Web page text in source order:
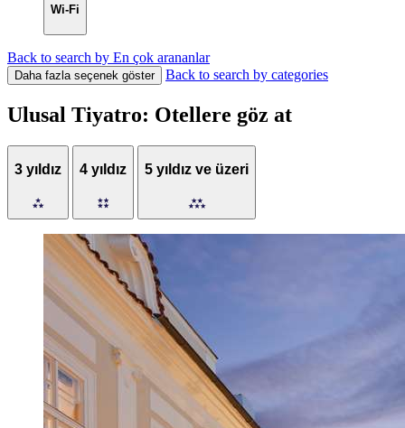
Wi-Fi
Back to search by En çok arananlar
Daha fazla seçenek göster Back to search by categories
Ulusal Tiyatro: Otellere göz at
3 yıldız 4 yıldız 5 yıldız ve üzeri